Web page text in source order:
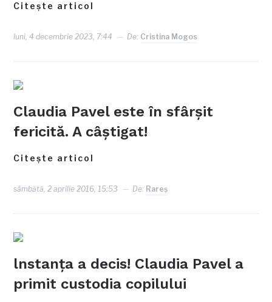
Citește articol
luni, 4 decembrie 2023, 7:44 De: Cristina Mogos
Claudia Pavel este în sfârșit
fericită. A câștigat!
Citește articol
sâmbătă, 2 aprilie 2016, 15:53 De: Rareş
lnstanța a decis! Claudia Pavel a
primit custodia copilului